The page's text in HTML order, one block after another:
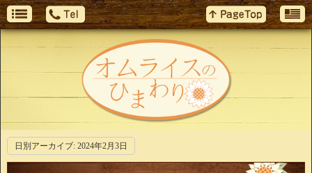
日別アーカイブ: 2024年2月3日